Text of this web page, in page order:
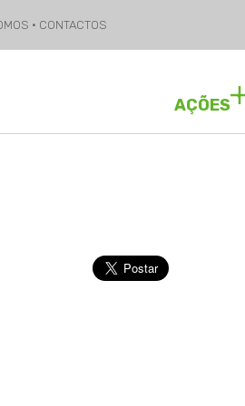
· CONTACTOS
AÇÕES